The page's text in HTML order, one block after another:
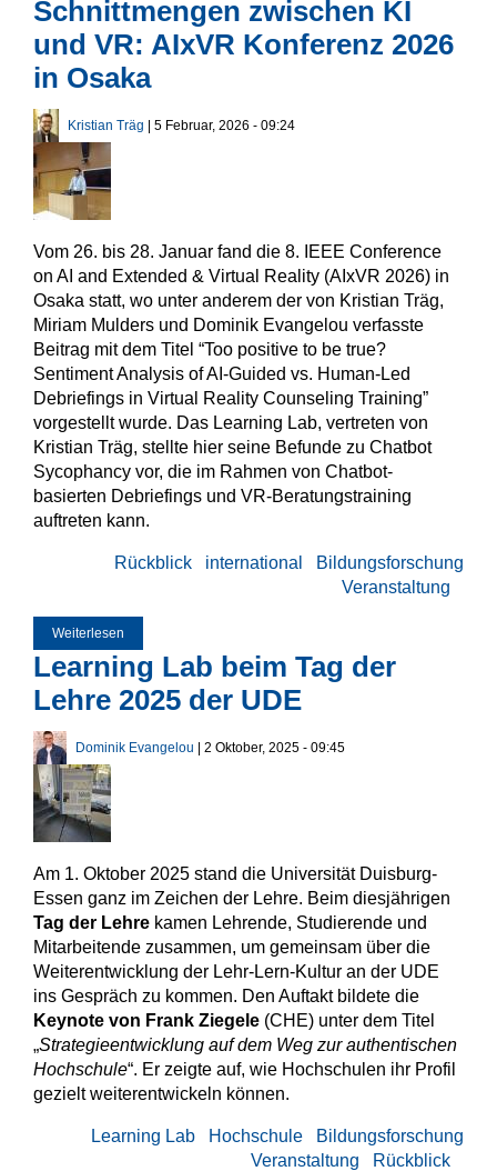
Schnittmengen zwischen KI
und VR: AIxVR Konferenz 2026
in Osaka
Kristian Träg | 5 Februar, 2026 - 09:24
Vom 26. bis 28. Januar fand die 8. IEEE Conference
on AI and Extended & Virtual Reality (AIxVR 2026) in
Osaka statt, wo unter anderem der von Kristian Träg,
Miriam Mulders und Dominik Evangelou verfasste
Beitrag mit dem Titel “Too positive to be true?
Sentiment Analysis of AI-Guided vs. Human-Led
Debriefings in Virtual Reality Counseling Training”
vorgestellt wurde. Das Learning Lab, vertreten von
Kristian Träg, stellte hier seine Befunde zu Chatbot
Sycophancy vor, die im Rahmen von Chatbot-
basierten Debriefings und VR-Beratungstraining
auftreten kann.
Bildungsforschung
international
Rückblick
Veranstaltung
Weiterlesen
Learning Lab beim Tag der
Lehre 2025 der UDE
Dominik Evangelou | 2 Oktober, 2025 - 09:45
Am 1. Oktober 2025 stand die Universität Duisburg-
Essen ganz im Zeichen der Lehre. Beim diesjährigen
Tag der Lehre kamen Lehrende, Studierende und
Mitarbeitende zusammen, um gemeinsam über die
Weiterentwicklung der Lehr-Lern-Kultur an der UDE
ins Gespräch zu kommen. Den Auftakt bildete die
Keynote von Frank Ziegele (CHE) unter dem Titel
„Strategieentwicklung auf dem Weg zur authentischen
Hochschule“. Er zeigte auf, wie Hochschulen ihr Profil
gezielt weiterentwickeln können.
Bildungsforschung
Hochschule
Learning Lab
Rückblick
Veranstaltung